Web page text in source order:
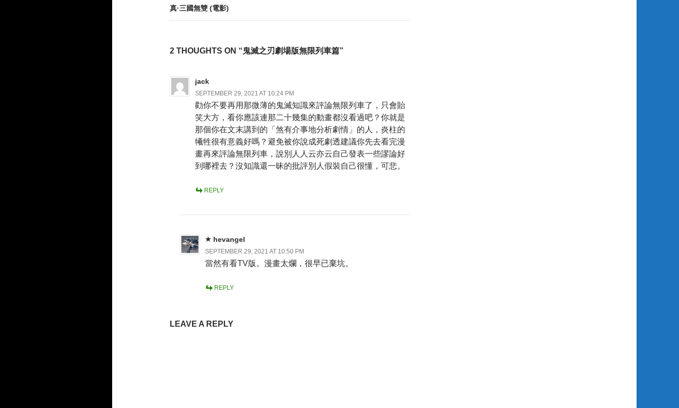
真·三國無雙 (電影)
2 THOUGHTS ON “鬼滅之刃劇場版無限列車篇”
jack
SEPTEMBER 29, 2021 AT 10:24 PM
勸你不要再用那微薄的鬼滅知識來評論無限列車了，只會貽
笑大方，看你應該連那二十幾集的動畫都沒看過吧？你就是
那個你在文末講到的「煞有介事地分析劇情」的人，炎柱的
犧牲很有意義好嗎？避免被你說成死劇透建議你先去看完漫
畫再來評論無限列車，說別人人云亦云自己發表一些謬論好
到哪裡去？沒知識還一昧的批評別人假裝自己很懂，可悲。
REPLY
hevangel
SEPTEMBER 29, 2021 AT 10:50 PM
當然有看TV版。漫畫太爛，很早已棄坑。
REPLY
LEAVE A REPLY